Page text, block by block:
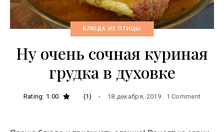
БЛЮДА ИЗ ПТИЦЫ
Ну очень сочная куриная
грудка в духовке
Rating: 1.00 (1) 18 декабря, 2019 1 Comment